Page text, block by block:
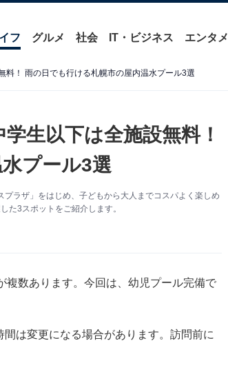
フ グルメ 社会 IT・ビジネス エンタメ
料！ 雨の日でも行ける札幌市の屋内温水プール3選
生以下は全施設無料！
プール3選
ラザ」をはじめ、子どもから大人までコスパよく楽しめ
た3スポットをご紹介します。
数あります。今回は、幼児プール完備で
は変更になる場合があります。訪問前に